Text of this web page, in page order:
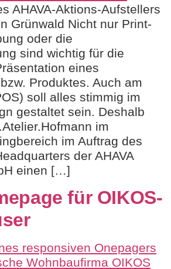
AHAVA-Aktions-Aufstellers
Grünwald Nicht nur Print-
oder die
sind wichtig für die
eines
Produktes. Auch am
soll alles stimmig im
gestaltet sein. Deshalb
im
im Auftrag des
der AHAVA
einen […]
für OIKOS-